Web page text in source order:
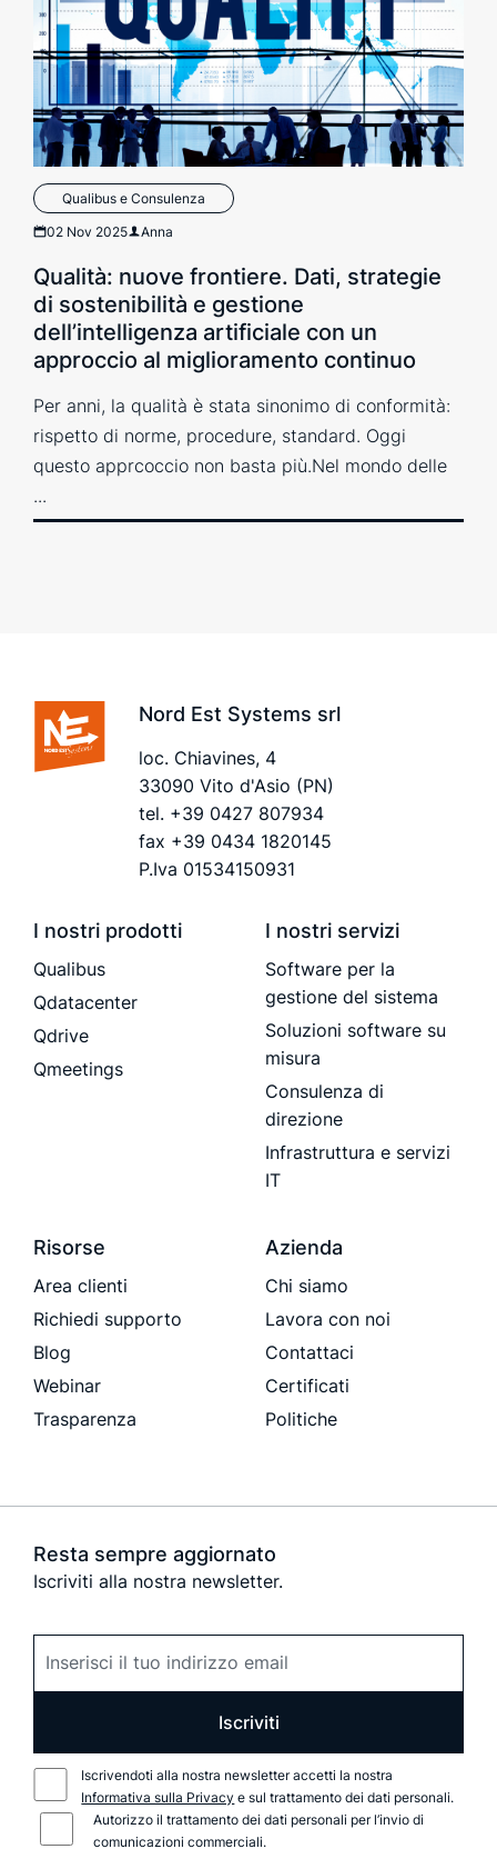
Qualibus e Consulenza
02 Nov 2025 Anna
Qualità: nuove frontiere. Dati, strategie
di sostenibilità e gestione
dell’intelligenza artificiale con un
approccio al miglioramento continuo
Per anni, la qualità è stata sinonimo di conformità:
rispetto di norme, procedure, standard. Oggi
questo apprcoccio non basta più.Nel mondo delle
...
Nord Est Systems srl
loc. Chiavines, 4
33090 Vito d'Asio (PN)
tel. +39 0427 807934
fax +39 0434 1820145
P.Iva 01534150931
I nostri prodotti
Qualibus
Qdatacenter
Qdrive
Qmeetings
I nostri servizi
Software per la
gestione del sistema
Soluzioni software su
misura
Consulenza di
direzione
Infrastruttura e servizi
IT
Risorse
Area clienti
Richiedi supporto
Blog
Webinar
Trasparenza
Azienda
Chi siamo
Lavora con noi
Contattaci
Certificati
Politiche
Resta sempre aggiornato
Iscriviti alla nostra newsletter.
Iscriviti
Iscrivendoti alla nostra newsletter accetti la nostra
Informativa sulla Privacy e sul trattamento dei dati personali.
Autorizzo il trattamento dei dati personali per l’invio di
comunicazioni commerciali.